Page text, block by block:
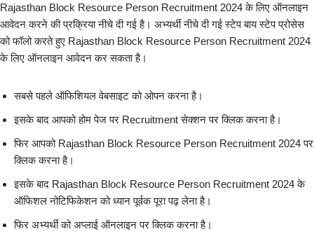
Rajasthan Block Resource Person Recruitment 2024 के लिए ऑनलाइन
आवेदन करने की प्रक्रिया नीचे दी गई है। अभ्यर्थी नीचे दी गई स्टेप बाय स्टेप प्रोसेस
को फॉलो करते हुए Rajasthan Block Resource Person Recruitment 2024
के लिए ऑनलाइन आवेदन कर सकता है।
सबसे पहले ऑफिशियल वेबसाइट को ओपन करना है।
इसके बाद आपको होम पेज पर Recruitment सेक्शन पर क्लिक करना है।
फिर आपको Rajasthan Block Resource Person Recruitment 2024 पर
क्लिक करना है।
इसके बाद Rajasthan Block Resource Person Recruitment 2024 के
ऑफिशल नोटिफिकेशन को ध्यान पूर्वक पूरा पढ़ लेना है।
फिर अभ्यर्थी को अप्लाई ऑनलाइन पर क्लिक करना है।